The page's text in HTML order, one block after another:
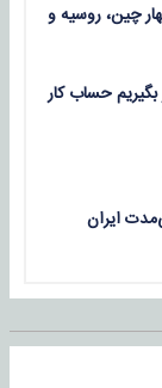
چین، روسیه و
را اسیر بگیریم حساب کار
ایران